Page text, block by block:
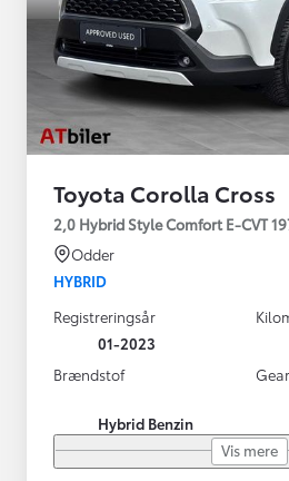
Toyota Corolla Cross
2,0 Hybrid Style Comfort E-CVT
Odder
HYBRID
Registreringsår
01-2023
Brændstof
Hybrid Benzin
Vis mere